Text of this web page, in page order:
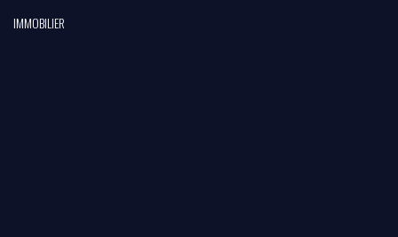
IMMOBILIER